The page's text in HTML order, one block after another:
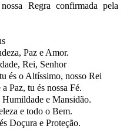
Regra confirmada pela
Paz e Amor.
Rei, Senhor
és o Altíssimo, nosso Rei
Paz, tu és nossa Fé.
Humildade e Mansidão.
e todo o Bem.
Doçura e Proteção.